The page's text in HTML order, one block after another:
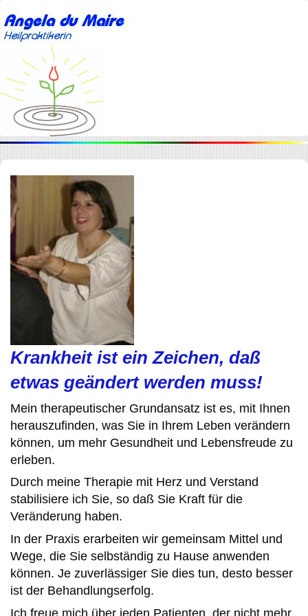
Krankheit ist ein Zeichen, daß
etwas geändert werden muss!
Mein therapeutischer Grundansatz ist es, mit Ihnen
herauszufinden, was Sie in Ihrem Leben verändern
können, um mehr Gesundheit und Lebensfreude zu
erleben.
Durch meine Therapie mit Herz und Verstand
stabilisiere ich Sie, so daß Sie Kraft für die
Veränderung haben.
In der Praxis erarbeiten wir gemeinsam Mittel und
Wege, die Sie selbständig zu Hause anwenden
können. Je zuverlässiger Sie dies tun, desto besser
ist der Behandlungserfolg.